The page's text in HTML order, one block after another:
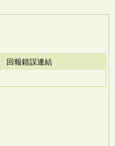
回報錯誤連結